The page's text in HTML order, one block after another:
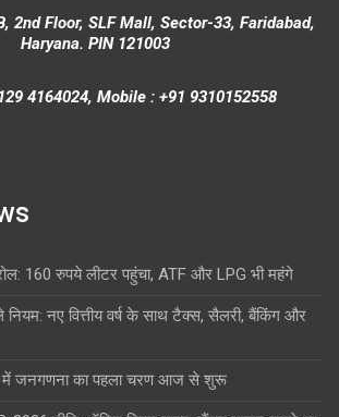
2nd Floor, SLF Mall, Sector-33, Faridabad,
Haryana. PIN 121003
4164024, Mobile : +91 9310152558
160 रुपये लीटर पहुंचा, ATF और LPG भी महंगे
नए वित्तीय वर्ष के साथ टैक्स, सैलरी, बैंकिंग और
में जनगणना का पहला चरण आज से शुरू